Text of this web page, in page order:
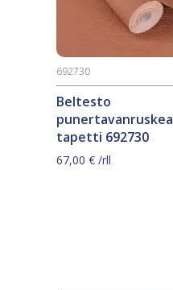
Beltesto
punertavanruskea
tapetti 692730
692730
67,00 € /rll